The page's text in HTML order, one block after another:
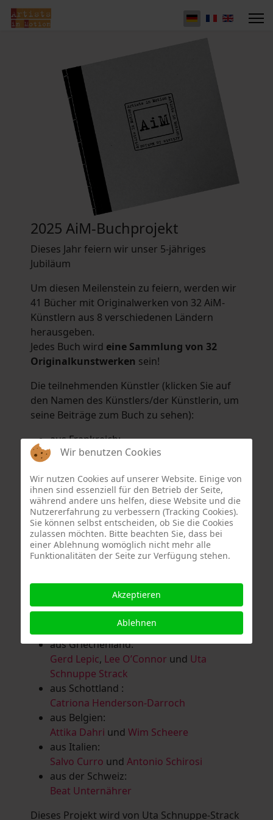
2025 AiM-Buchprojekt
Dieses Jahr feiern wir unser 5-jähriges
Jubiläum
Um diesen Meilenstein zu feiern, werden wir
41 Bücher mit Originalwerken von 32 AiM-
Künstlern aus 8 verschiedenen Ländern
herausgeben.
Jedes Buch wird eine Sammlung von 32
Originalkunstwerken sein!
Die teilnehmenden Künstler (klicken Sie auf
den Namen des Künstlers/der Künstlerin, um
seine Beiträge zum Buch zu sehen):
aus Frankreich:
Hélène Argo,Didier Bonnot
Eric Schaftlein.
aus den Niederlanden:
Dorrety Brookhuis,Natalia Dik,Elise
EekhoutundHenny Schaapman
aus Deutschland:
Salomé Herbst,Andrea Jungnitsch,
Lanzl,Heidrun MalComes,Christa Mayer-
Guntram Prochaska
Schaub,Vera Schaub,Birgit Schweimler &
Serge DevadderundRolf Thärichen
aus Griechenland:
Gerd Lepic, Lee O’Connor und Uta
Schnuppe Strack
aus Schottland :
Catriona Henderson-Darroch
aus Belgien:
Attika Dahri und Wim Scheere
aus Italien:
Salvo Curro und Antonio Schirosi
aus der Schweiz:
Beat Unternährer
Dieses Projekt wird von Uta Schnuppe-Strack
Wir benutzen Cookies
Wir nutzen Cookies auf unserer Website. Einige von
ihnen sind essenziell für den Betrieb der Seite,
während andere uns helfen, diese Website und die
Nutzererfahrung zu verbessern (Tracking Cookies).
Sie können selbst entscheiden, ob Sie die Cookies
zulassen möchten. Bitte beachten Sie, dass bei
einer Ablehnung womöglich nicht mehr alle
Funktionalitäten der Seite zur Verfügung stehen.
Akzeptieren
Ablehnen